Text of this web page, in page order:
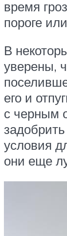
время
пороге
В
уверены,
его и
с черным
условия
они еще